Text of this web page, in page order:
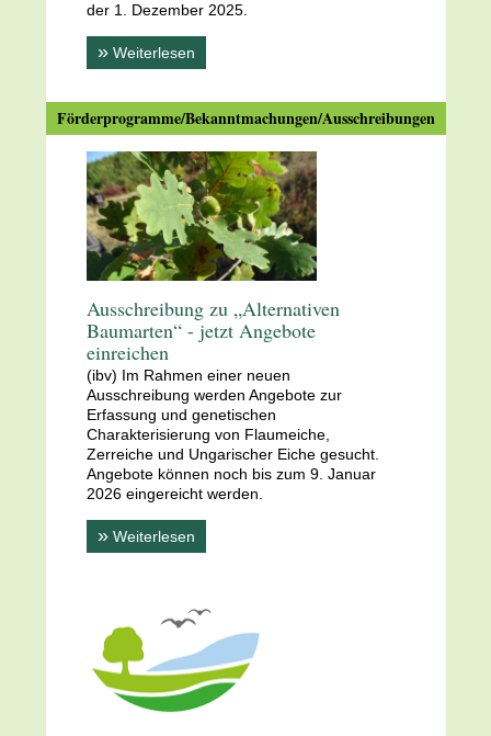
der 1. Dezember 2025.
» Weiterlesen
Förderprogramme/Bekanntmachungen/Ausschreibungen
Ausschreibung zu „Alternativen
Baumarten“ - jetzt Angebote
einreichen
(ibv) Im Rahmen einer neuen
Ausschreibung werden Angebote zur
Erfassung und genetischen
Charakterisierung von Flaumeiche,
Zerreiche und Ungarischer Eiche gesucht.
Angebote können noch bis zum 9. Januar
2026 eingereicht werden.
» Weiterlesen